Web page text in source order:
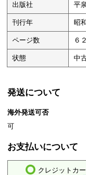
出版社 平
刊行年 昭
ページ数 ６
状態 中
発送について
海外発送可否
可
お支払いについて
クレジットカ